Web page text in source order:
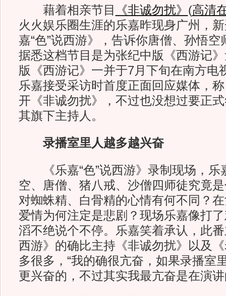
藉着相亲节目 《非诚勿扰》 (高清
火火娱乐圈生涯的乐嘉昨现身广州，
嘉“色”说西游》，告诉你唐僧、孙悟空
据悉这档节目是为张纪中版《西游记
版《西游记》一并于7月下旬在南方电
乐嘉接受采访时首度正面回应媒体，
开《非诚勿扰》，不过也没想过要正
其旗下主持人。
录播室里人越多越兴奋
《乐嘉“色”说西游》录制现场，乐
空、唐僧、猪八戒、沙僧四师徒究竟
对蜘蛛精、白骨精的心情有何不同？
爱情为何注定是悲剧？现场乐嘉像打
滔不绝说个不停。乐嘉笑着承认，此番
西游》的确比主持《非诚勿扰》以及
多很多，“我的确很亢奋，如果录播室
更兴奋的，不过其实我最亢奋是在演讲